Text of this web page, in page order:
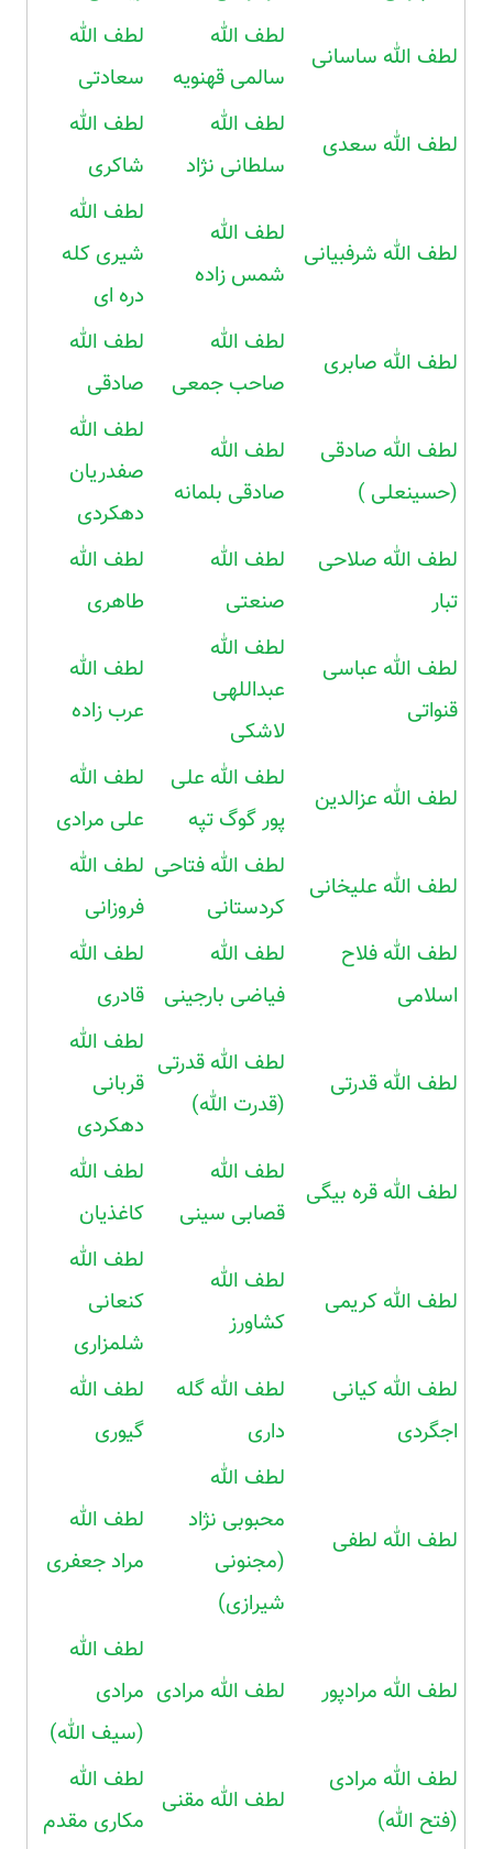
لطف الله ساسانی
لطف الله
سالمی قهنویه
لطف الله
سعادتی
لطف الله سعدی
لطف الله
سلطانی نژاد
لطف الله
شاکری
لطف الله شرفبیانی
لطف الله
شمس زاده
لطف الله
شیری کله
دره ای
لطف الله صابری
لطف الله
صاحب جمعی
لطف الله
صادقی
لطف الله صادقی
(حسینعلی )
لطف الله
صادقی بلمانه
لطف الله
صفدریان
دهکردی
لطف الله صلاحی
تبار
لطف الله
صنعتی
لطف الله
طاهری
لطف الله عباسی
قنواتی
لطف الله
عبداللهی
لاشکی
لطف الله
عرب زاده
لطف الله عزالدین
لطف الله علی
پور گوگ تپه
لطف الله
علی مرادی
لطف الله علیخانی
لطف الله فتاحی
کردستانی
لطف الله
فروزانی
لطف الله فلاح
اسلامی
لطف الله
فیاضی بارجینی
لطف الله
قادری
لطف الله قدرتی
لطف الله قدرتی
(قدرت الله)
لطف الله
قربانی
دهکردی
لطف الله قره بیگی
لطف الله
قصابی سینی
لطف الله
کاغذیان
لطف الله کریمی
لطف الله
کشاورز
لطف الله
کنعانی
شلمزاری
لطف الله کیانی
اجگردی
لطف الله گله
داری
لطف الله
گیوری
لطف الله لطفی
لطف الله
محبوبی نژاد
(مجنونی
شیرازی)
لطف الله
مراد جعفری
لطف الله مرادپور لطف الله مرادی
لطف الله
مرادی
(سیف الله)
لطف الله مرادی
(فتح الله)
لطف الله مقنی
لطف الله
مکاری مقدم